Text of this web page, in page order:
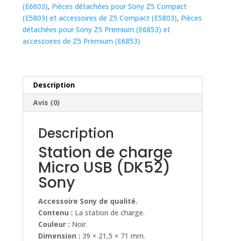
Sony
(E6603), Pièces détachées pour Sony Z5 Compact
(E5803) et accessoires de Z5 Compact (E5803), Pièces
détachées pour Sony Z5 Premium (E6853) et
accessoires de Z5 Premium (E6853)
Description
Avis (0)
Description
Station de charge
Micro USB (DK52)
Sony
Accessoire Sony de qualité.
Contenu : La station de charge.
Couleur : Noir.
Dimension : 39 × 21,5 × 71 mm.